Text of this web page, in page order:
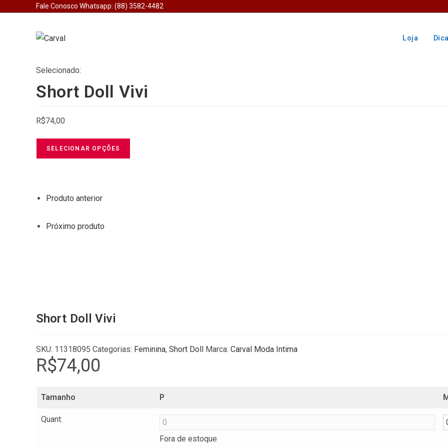
Fale Conosco Whatsapp: (88) 3582-4482
Loja
Selecionado:
Short Doll Vivi
R$74,00
SELECIONAR OPÇÕES
Produto anterior
Próximo produto
Short Doll Vivi
SKU: 11318095 Categorias: Feminina, Short Doll Marca: Carval Moda Intima
R$74,00
Tamanho P
Quant.
Fora de estoque